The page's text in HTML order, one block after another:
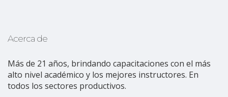
Acerca de
Más de 21 años, brindando capacitaciones con el más
alto nivel académico y los mejores instructores. En
todos los sectores productivos.